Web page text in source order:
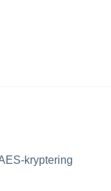
kryptering